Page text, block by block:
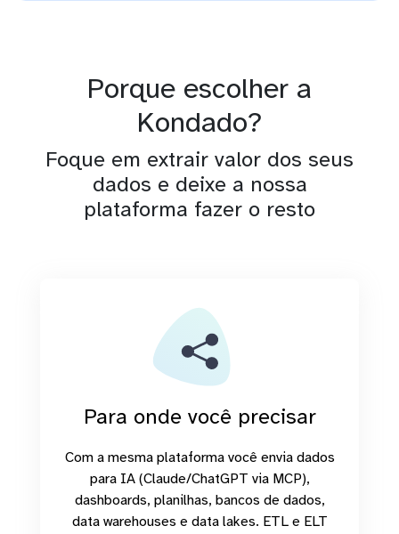
Porque escolher a
Kondado?
Foque em extrair valor dos seus
dados e deixe a nossa
plataforma fazer o resto
Para onde você precisar
Com a mesma plataforma você envia dados
para IA (Claude/ChatGPT via MCP),
dashboards, planilhas, bancos de dados,
data warehouses e data lakes. ETL e ELT